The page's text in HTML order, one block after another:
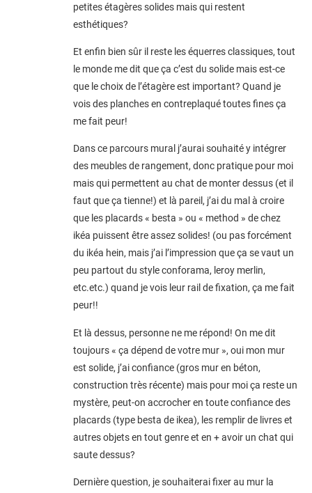
petites étagères solides mais qui restent
esthétiques?
Et enfin bien sûr il reste les équerres classiques, tout
le monde me dit que ça c’est du solide mais est-ce
que le choix de l’étagère est important? Quand je
vois des planches en contreplaqué toutes fines ça
me fait peur!
Dans ce parcours mural j’aurai souhaité y intégrer
des meubles de rangement, donc pratique pour moi
mais qui permettent au chat de monter dessus (et il
faut que ça tienne!) et là pareil, j’ai du mal à croire
que les placards « besta » ou « method » de chez
ikéa puissent être assez solides! (ou pas forcément
du ikéa hein, mais j’ai l’impression que ça se vaut un
peu partout du style conforama, leroy merlin,
etc.etc.) quand je vois leur rail de fixation, ça me fait
peur!!
Et là dessus, personne ne me répond! On me dit
toujours « ça dépend de votre mur », oui mon mur
est solide, j’ai confiance (gros mur en béton,
construction très récente) mais pour moi ça reste un
mystère, peut-on accrocher en toute confiance des
placards (type besta de ikea), les remplir de livres et
autres objets en tout genre et en + avoir un chat qui
saute dessus?
Dernière question, je souhaiterai fixer au mur la